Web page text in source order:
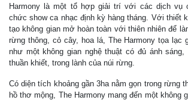
Harmony là một tổ hợp giải trí với các dịch vụ
chức show ca nhạc định kỳ hàng tháng. Với thiết
tạo không gian mở hoàn toàn với thiên nhiên để
rừng thông, cỏ cây, hoa lá, The Harmony tọa lạc
như một không gian nghệ thuật có đủ ánh
thuần khiết, trong lành của núi rừng.
Có diện tích khoảng gần 3ha nằm gọn trong rừng
hồ thơ mộng, The Harmony mang đến một không